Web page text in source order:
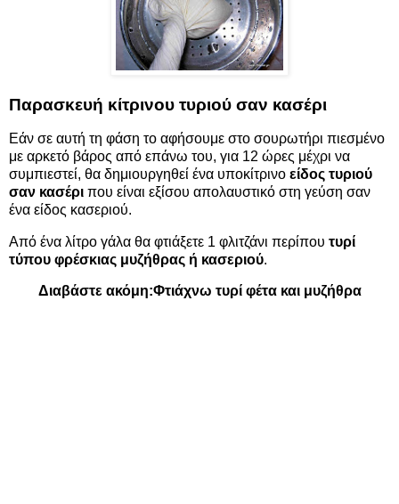
Παρασκευή κίτρινου τυριού σαν κασέρι
Εάν σε αυτή τη φάση το αφήσουμε στο σουρωτήρι πιεσμένο
με αρκετό βάρος από επάνω του, για 12 ώρες μέχρι να
συμπιεστεί, θα δημιουργηθεί ένα υποκίτρινο είδος τυριού
σαν κασέρι που είναι εξίσου απολαυστικό στη γεύση σαν
ένα είδος κασεριού.
Από ένα λίτρο γάλα θα φτιάξετε 1 φλιτζάνι περίπου τυρί
τύπου φρέσκιας μυζήθρας ή κασεριού.
Διαβάστε ακόμη:Φτιάχνω τυρί φέτα και μυζήθρα